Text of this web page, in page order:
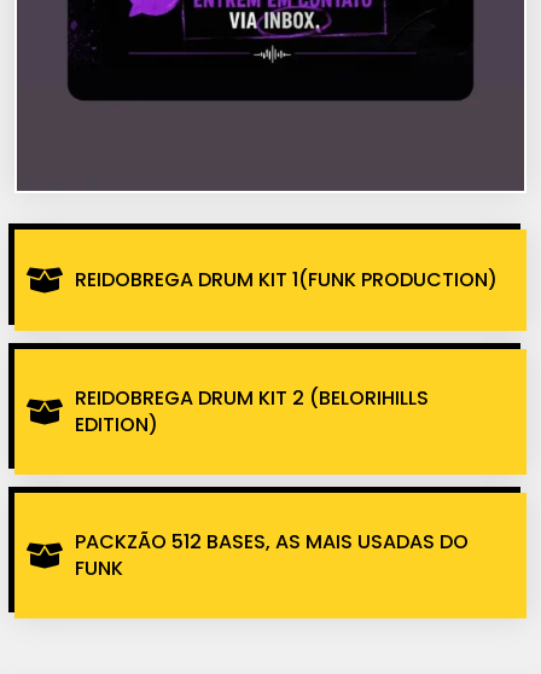
REIDOBREGA DRUM KIT 1(FUNK PRODUCTION)
REIDOBREGA DRUM KIT 2 (BELORIHILLS
EDITION)
PACKZÃO 512 BASES, AS MAIS USADAS DO
FUNK